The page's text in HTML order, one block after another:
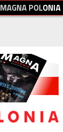
MAGNAPOLONIA